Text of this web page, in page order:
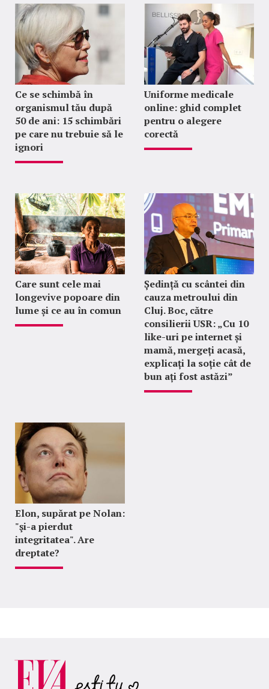
Ce se schimbă în
organismul tău după
50 de ani: 15 schimbări
pe care nu trebuie să le
ignori
Uniforme medicale
online: ghid complet
pentru o alegere
corectă
Care sunt cele mai
longevive popoare din
lume și ce au în comun
Ședință cu scântei din
cauza metroului din
Cluj. Boc, către
consilierii USR: „Cu 10
like-uri pe internet și
mamă, mergeți acasă,
explicați la soție cât de
bun ați fost astăzi”
Elon, supărat pe Nolan:
"şi-a pierdut
integritatea". Are
dreptate?